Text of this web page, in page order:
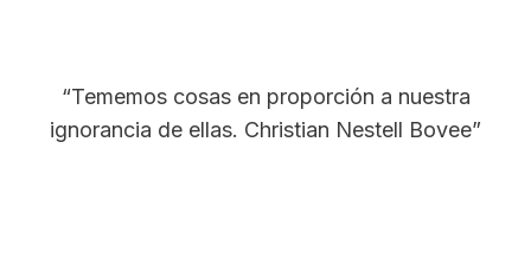
“Tememos cosas en proporción a nuestra
ignorancia de ellas. Christian Nestell Bovee”